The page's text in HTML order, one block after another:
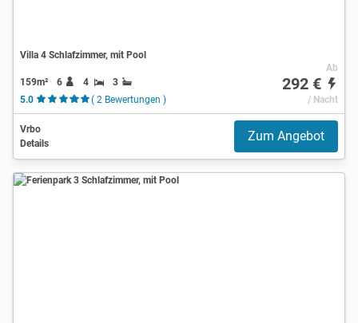
Villa 4 Schlafzimmer, mit Pool
159m² 6 4
3
5.0
( 2 Bewertungen )
Ab
292 €
/ Nacht
Vrbo
Details
Zum Angebot